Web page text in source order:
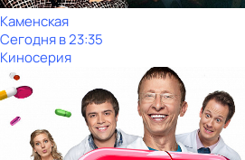
Каменская
Сегодня в 23:35
Киносерия